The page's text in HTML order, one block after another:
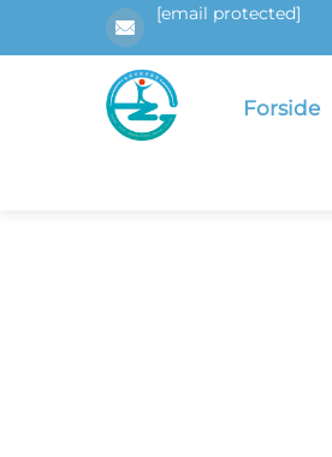
[email protected]
Forside